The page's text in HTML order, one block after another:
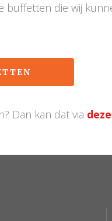
die wij
Dan kan dat via